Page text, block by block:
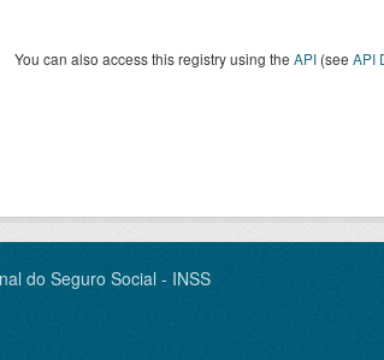
You can also access this registry using the API (see API
do Seguro Social - INSS